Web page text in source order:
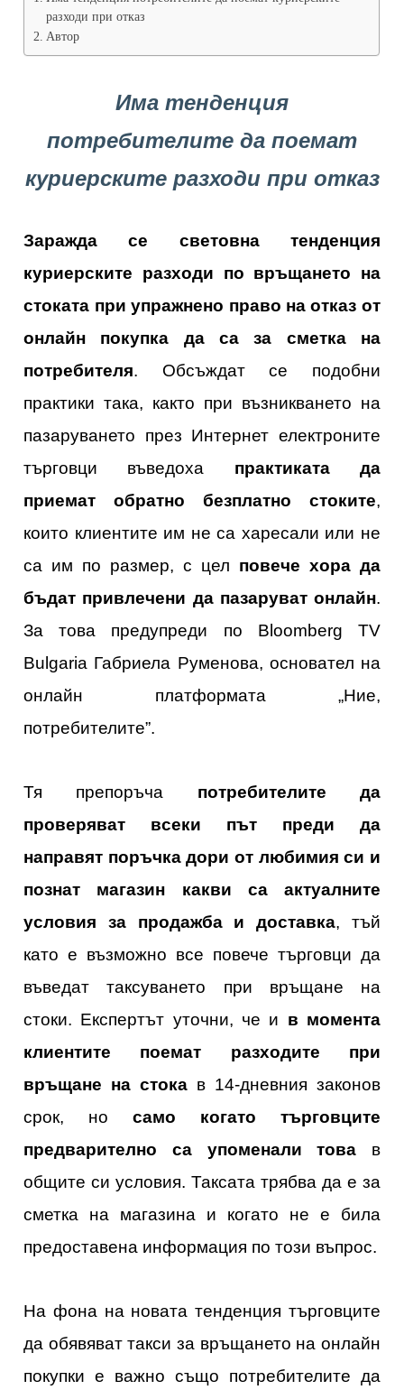
разходи при отказ
Автор
Има тенденция
потребителите да поемат
куриерските разходи при отказ
Заражда се световна тенденция
куриерските разходи по връщането на
стоката при упражнено право на отказ от
онлайн покупка да са за сметка на
потребителя. Обсъждат се подобни
практики така, както при възникването на
пазаруването през Интернет електроните
търговци въведоха практиката да
приемат обратно безплатно стоките,
които клиентите им не са харесали или не
са им по размер, с цел повече хора да
бъдат привлечени да пазаруват онлайн.
За това предупреди по Bloomberg TV
Bulgaria Габриела Руменова, основател на
онлайн платформата „Ние,
потребителите”.
Тя препоръча потребителите да
проверяват всеки път преди да
направят поръчка дори от любимия си и
познат магазин какви са актуалните
условия за продажба и доставка, тъй
като е възможно все повече търговци да
въведат таксуването при връщане на
стоки. Експертът уточни, че и в момента
клиентите поемат разходите при
връщане на стока в 14-дневния законов
срок, но само когато търговците
предварително са упоменали това в
общите си условия. Таксата трябва да е за
сметка на магазина и когато не е била
предоставена информация по този въпрос.
На фона на новата тенденция търговците
да обявяват такси за връщането на онлайн
покупки е важно също потребителите да